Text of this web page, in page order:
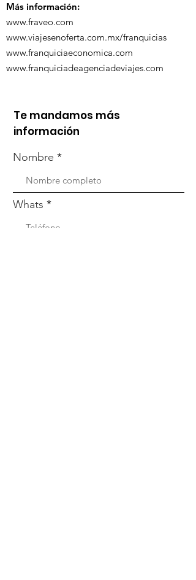
Más información:
www.fraveo.com
www.viajesenoferta.com.mx/franquicias
www.franquiciaeconomica.com
www.franquiciadeagenciadeviajes.com
Te mandamos más
información
Nombre
Whats